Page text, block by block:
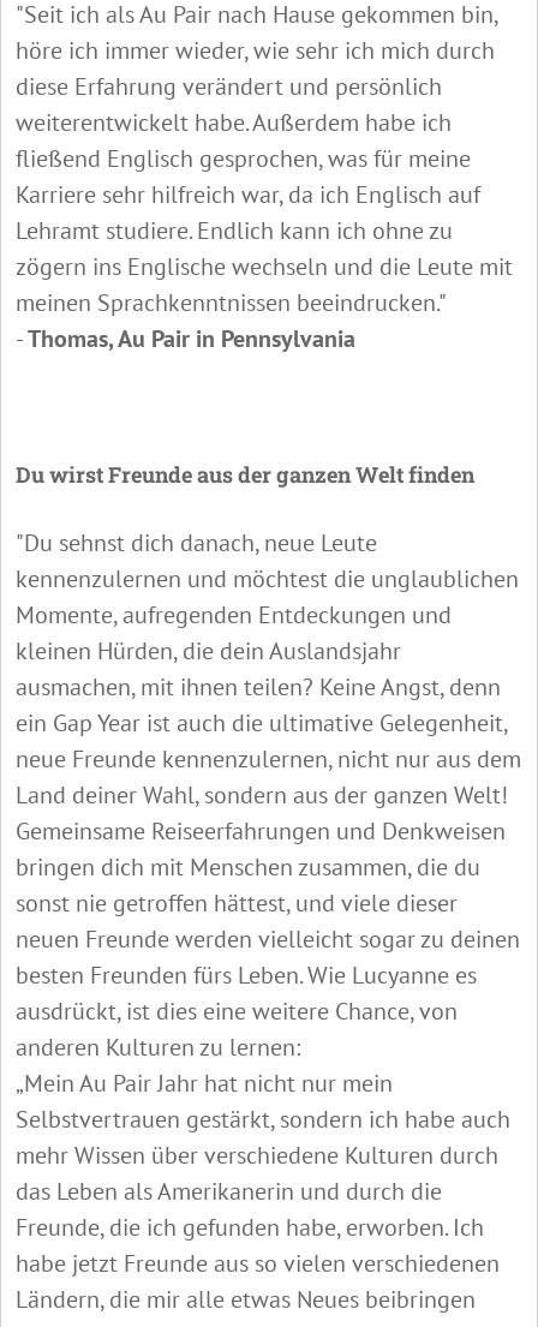
"Seit ich als Au Pair nach Hause gekommen bin,
höre ich immer wieder, wie sehr ich mich durch
diese Erfahrung verändert und persönlich
weiterentwickelt habe. Außerdem habe ich
fließend Englisch gesprochen, was für meine
Karriere sehr hilfreich war, da ich Englisch auf
Lehramt studiere. Endlich kann ich ohne zu
zögern ins Englische wechseln und die Leute mit
meinen Sprachkenntnissen beeindrucken."
-Thomas, Au Pair in Pennsylvania
Du wirst Freunde aus der ganzen Welt finden
"Du sehnst dich danach, neue Leute
kennenzulernen und möchtest die unglaublichen
Momente, aufregenden Entdeckungen und
kleinen Hürden, die dein Auslandsjahr
ausmachen, mit ihnen teilen? Keine Angst, denn
ein Gap Year ist auch die ultimative Gelegenheit,
neue Freunde kennenzulernen, nicht nur aus dem
Land deiner Wahl, sondern aus der ganzen Welt!
Gemeinsame Reiseerfahrungen und Denkweisen
bringen dich mit Menschen zusammen, die du
sonst nie getroffen hättest, und viele dieser
neuen Freunde werden vielleicht sogar zu deinen
besten Freunden fürs Leben. Wie Lucyanne es
ausdrückt, ist dies eine weitere Chance, von
anderen Kulturen zu lernen:
„Mein Au Pair Jahr hat nicht nur mein
Selbstvertrauen gestärkt, sondern ich habe auch
mehr Wissen über verschiedene Kulturen durch
das Leben als Amerikanerin und durch die
Freunde, die ich gefunden habe, erworben. Ich
habe jetzt Freunde aus so vielen verschiedenen
Ländern, die mir alle etwas Neues beibringen